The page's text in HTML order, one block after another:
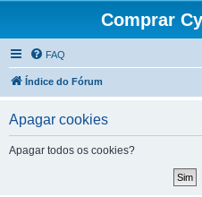
Comprar
FAQ
Índice do Fórum
Apagar cookies
Apagar todos os cookies?